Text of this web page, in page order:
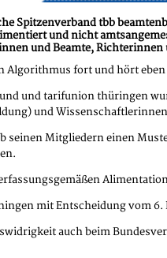
Spitzenverband tbb
und nicht
und Beamte,
Algorithmus fort und hört
und tarifunion thüringen
und
seinen Mitgliedern einen
mit Entscheidung vom
auch beim